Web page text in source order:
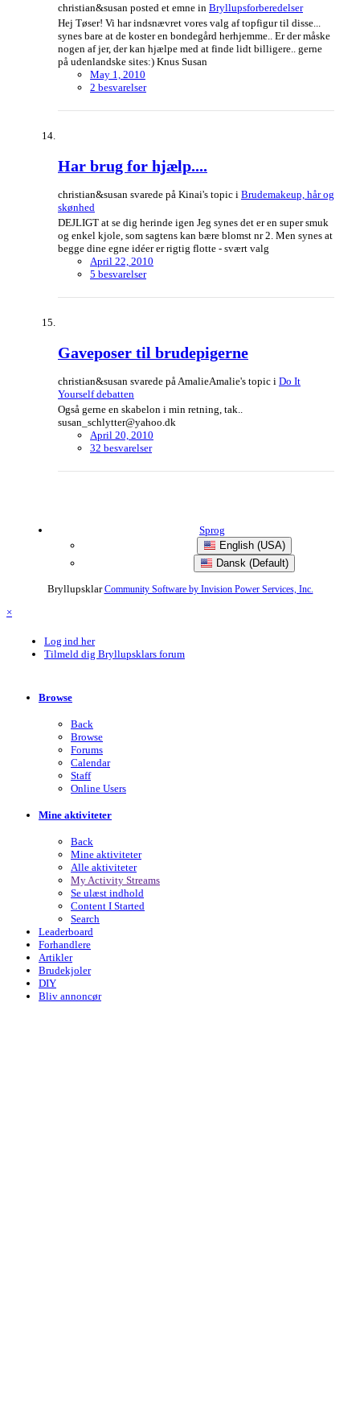
christian&susan posted et emne in Bryllupsforberedelser
Hej Tøser! Vi har indsnævret vores valg af topfigur til disse...
synes bare at de koster en bondegård herhjemme.. Er der måske
nogen af jer, der kan hjælpe med at finde lidt billigere.. gerne
på udenlandske sites:) Knus Susan
May 1, 2010
2 besvarelser
Har brug for hjælp....
christian&susan svarede på Kinai's topic i Brudemakeup, hår og
skønhed
DEJLIGT at se dig herinde igen Jeg synes det er en super smuk
og enkel kjole, som sagtens kan bære blomst nr 2. Men synes at
begge dine egne idéer er rigtig flotte - svært valg
April 22, 2010
5 besvarelser
Gaveposer til brudepigerne
christian&susan svarede på AmalieAmalie's topic i Do It
Yourself debatten
Også gerne en skabelon i min retning, tak..
susan_schlytter@yahoo.dk
April 20, 2010
32 besvarelser
Sprog
English (USA)
Dansk (Default)
Bryllupsklar Community Software by Invision Power Services, Inc.
×
Log ind her
Tilmeld dig Bryllupsklars forum
Browse
Back
Browse
Forums
Calendar
Staff
Online Users
Mine aktiviteter
Back
Mine aktiviteter
Alle aktiviteter
My Activity Streams
Se ulæst indhold
Content I Started
Search
Leaderboard
Forhandlere
Artikler
Brudekjoler
DIY
Bliv annoncør